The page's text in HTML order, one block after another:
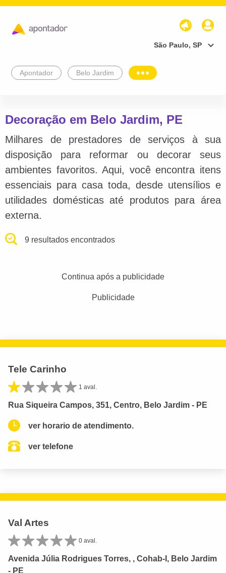
São Paulo, SP
Apontador Belo Jardim
Decoração em Belo Jardim, PE
Milhares de prestadores de serviços à sua
disposição para reformar ou decorar seus
ambientes favoritos. Aqui, você encontra itens
essenciais para casa toda, desde utensílios e
utilidades domésticas até produtos para área
externa.
9 resultados encontrados
Continua após a publicidade
Publicidade
Tele Carinho
1 aval.
Rua Siqueira Campos, 351, Centro, Belo Jardim - PE
ver horario de atendimento.
ver telefone
Val Artes
0 aval.
Avenida Júlia Rodrigues Torres, , Cohab-I, Belo Jardim
- PE